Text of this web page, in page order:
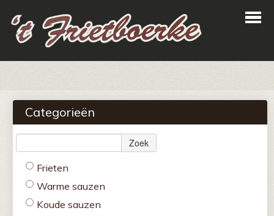
Bestellen
Menu
Login
Contact
Categorieën
Zoek
Frieten
Warme sauzen
Koude sauzen